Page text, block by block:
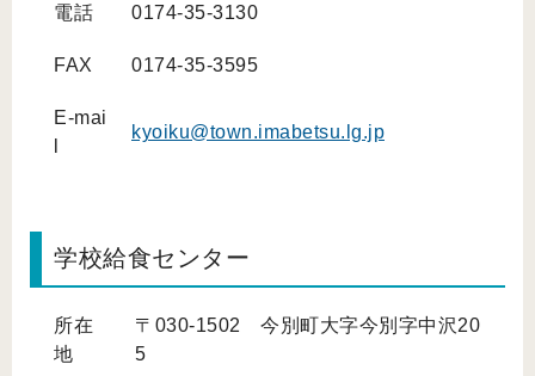
電話 0174-35-3130
FAX 0174-35-3595
E-mai
kyoiku@town.imabetsu.lg.jp
学校給食センター
所在
地
〒030-1502 今別町大字今別字中沢20
5